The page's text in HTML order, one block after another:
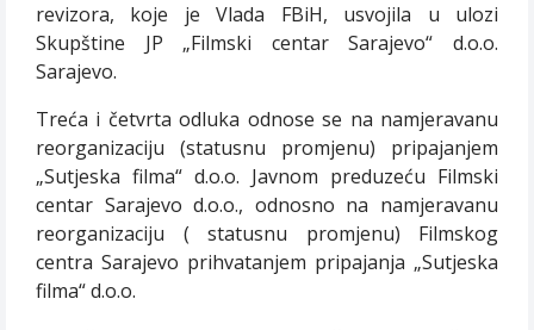
revizora, koje je Vlada FBiH, usvojila u ulozi
Skupštine JP „Filmski centar Sarajevo“ d.o.o.
Sarajevo.
Treća i četvrta odluka odnose se na namjeravanu
reorganizaciju (statusnu promjenu) pripajanjem
„Sutjeska filma“ d.o.o. Javnom preduzeću Filmski
centar Sarajevo d.o.o., odnosno na namjeravanu
reorganizaciju ( statusnu promjenu) Filmskog
centra Sarajevo prihvatanjem pripajanja „Sutjeska
filma“ d.o.o.